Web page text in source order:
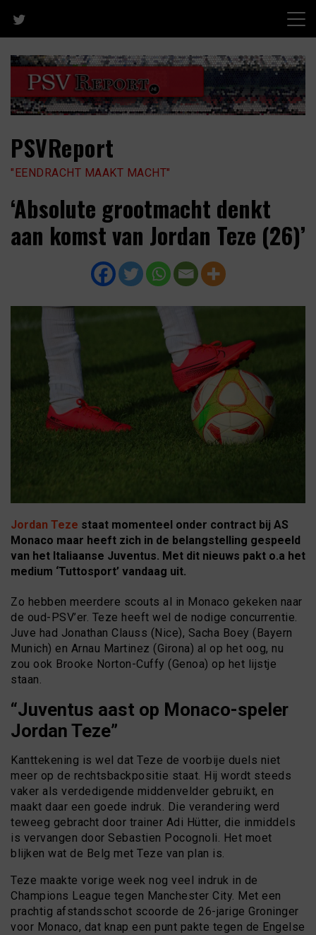
content
PSVReport
"EENDRACHT MAAKT MACHT"
‘Absolute grootmacht denkt
aan komst van Jordan Teze (26)’
Jordan Teze staat momenteel onder contract bij AS
Monaco maar heeft zich in de belangstelling gespeeld
van het Italiaanse Juventus. Met dit nieuws pakt o.a het
medium ‘Tuttosport’ vandaag uit.
Zo hebben meerdere scouts al in Monaco gekeken naar
de oud-PSV’er. Teze heeft wel de nodige concurrentie.
Juve had Jonathan Clauss (Nice), Sacha Boey (Bayern
Munich) en Arnau Martinez (Girona) al op het oog, nu
zou ook Brooke Norton-Cuffy (Genoa) op het lijstje
staan.
“Juventus aast op Monaco-speler
Jordan Teze”
Kanttekening is wel dat Teze de voorbije duels niet
meer op de rechtsbackpositie staat. Hij wordt steeds
vaker als verdedigende middenvelder gebruikt, en
maakt daar een goede indruk. Die verandering werd
teweeg gebracht door trainer Adi Hütter, die inmiddels
is vervangen door Sebastien Pocognoli. Het moet
blijken wat de Belg met Teze van plan is.
Teze maakte vorige week nog veel indruk in de
Champions League tegen Manchester City. Met een
prachtig afstandsschot scoorde de 26-jarige Groninger
voor Monaco, dat knap een punt pakte tegen de Engelse